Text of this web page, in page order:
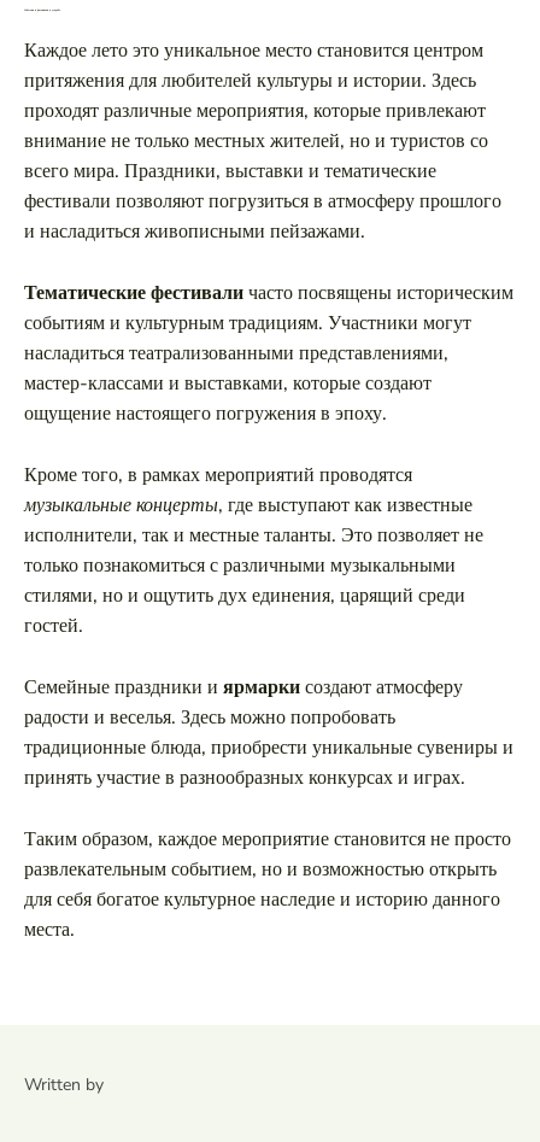
События и фестивали в усадьбе
Каждое лето это уникальное место становится центром
притяжения для любителей культуры и истории. Здесь
проходят различные мероприятия, которые привлекают
внимание не только местных жителей, но и туристов со
всего мира. Праздники, выставки и тематические
фестивали позволяют погрузиться в атмосферу прошлого
и насладиться живописными пейзажами.
Тематические фестиваличасто посвящены историческим
событиям и культурным традициям. Участники могут
насладиться театрализованными представлениями,
мастер-классами и выставками, которые создают
ощущение настоящего погружения в эпоху.
Кроме того, в рамках мероприятий проводятся
музыкальные концерты, где выступают как известные
исполнители, так и местные таланты. Это позволяет не
только познакомиться с различными музыкальными
стилями, но и ощутить дух единения, царящий среди
гостей.
Семейные праздники и ярмаркисоздают атмосферу
радости и веселья. Здесь можно попробовать
традиционные блюда, приобрести уникальные сувениры и
принять участие в разнообразных конкурсах и играх.
Таким образом, каждое мероприятие становится не просто
развлекательным событием, но и возможностью открыть
для себя богатое культурное наследие и историю данного
места.
Written by